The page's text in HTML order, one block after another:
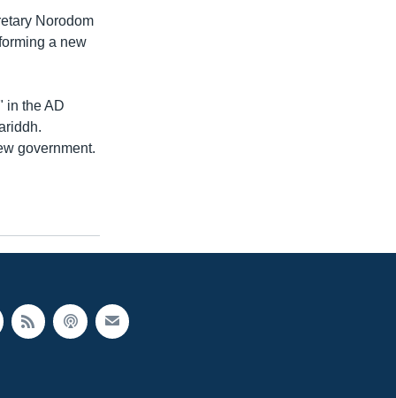
Norodom
a new
in the AD
government.